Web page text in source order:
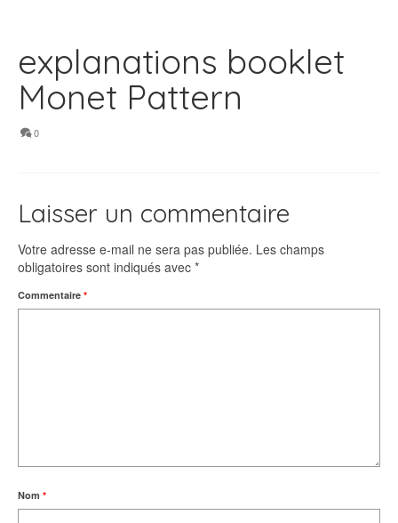
explanations booklet
Monet Pattern
0
Laisser un commentaire
Votre adresse e-mail ne sera pas publiée. Les champs
obligatoires sont indiqués avec *
Commentaire *
Nom *